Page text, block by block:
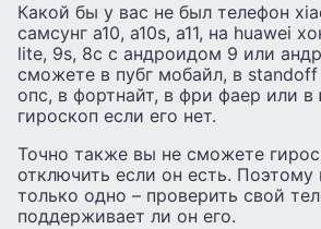
Какой бы у вас не был телефон
самсунг а10, a10s, а11, на huawei
lite, 9s, 8c с андроидом 9 или
сможете в пубг мобайл, в standoff
опс, в фортнайт, в фри фаер или в
гироскоп если его нет.
Точно также вы не сможете
отключить если он есть. Поэтому
только одно – проверить свой
поддерживает ли он его.